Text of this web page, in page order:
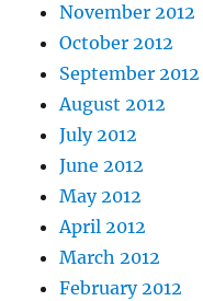
November 2012
October 2012
September 2012
August 2012
July 2012
June 2012
May 2012
April 2012
March 2012
February 2012